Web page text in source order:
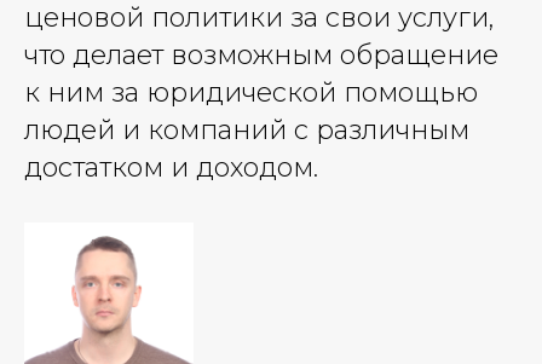
ценовой политики за свои услуги,
что делает возможным обращение
к ним за юридической помощью
людей и компаний с различным
достатком и доходом.